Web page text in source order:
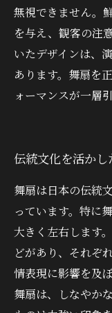
無視できません。
を与え、観客の注
いたデザインは、
あります。舞扇を
ォーマンスが一層
伝統文化を活か
舞扇は日本の伝統
っています。特に
大きく左右します
どがあり、それぞ
情表現に影響を及
舞扇は、しなやか